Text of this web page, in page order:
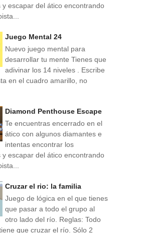
y escapar del ático encontrando
Juego Mental 24
Nuevo juego mental para
desarrollar tu mente Tienes que
adivinar los 14 niveles . Escribe
en el cuadro amarillo, no
Diamond Penthouse Escape
Te encuentras encerrado en el
ático con algunos diamantes e
intentas encontrar los
y escapar del ático encontrando
Cruzar el rio: la familia
Juego de lógica en el que tienes
que pasar a todo el grupo al
otro lado del río. Reglas: Todo
que cruzar el río. Sólo 2